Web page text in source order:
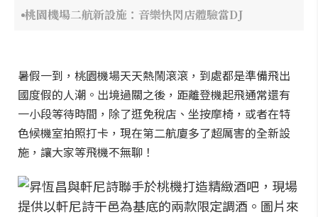
桃園機場二航新設施：音樂快閃店體驗當DJ
暑假一到，桃園機場天天熱鬧滾滾，到處都是準備飛出
國度假的人潮。出境過關之後，距離登機起飛通常還有
一小段等待時間，除了逛免稅店、坐按摩椅，或者在特
色候機室拍照打卡，現在第二航廈多了超厲害的全新設
施，讓大家等飛機不無聊！